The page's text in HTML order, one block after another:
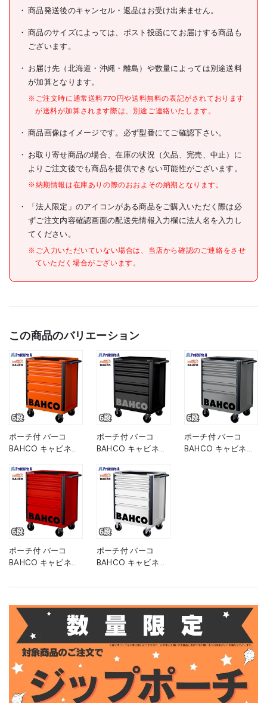
商品発送後のキャンセル・返品はお受け出来ません。
商品のサイズによっては、ポスト投函にてお届けする商品も
ございます。
お届け先（北海道・沖縄・離島）や数量によっては別途送料
が加算となります。
※ご注文時に通常送料770円や送料無料の表記がされております
が送料が加算されます際は、別途ご連絡いたします。
商品画像はイメージです。必ず型番にてご確認下さい。
お取り寄せ商品の場合、在庫の状況（欠品、完売、中止）に
よりご注文後でも商品を提供できない可能性がございます。
※納期情報は在庫ありの際のおおよその納期となります。
「法人限定」のアイコンがある商品をご購入いただく際は必
ずご注文内容確認画面の配送先情報入力欄に法人名を入力し
てください。
※ご入力いただいていない場合は、当店から確認のご連絡をさせ
ていただく場合がございます。
この商品のバリエーション
ポーチ付 バーコ
BAHCO キャビネッ
ール製ワゴン ツール
ストレージエントリ
ー 1472K6 高さ
955×幅693×奥行
510mm 1台 ■▼139-
0871
ポーチ付 バーコ
BAHCO キャビネッ
ール製ワゴン ツール
ストレージエントリ
ー 1472K6BLACK 黒
高さ955×幅693×奥
行510mm 1台
■▼139-0860
ポーチ付 バーコ
BAHCO キャビネッ
ポーチ付 バーコ
BAHCO キャビネッ
ル製ワゴン ツールス
1472K6RED 赤 高さ
955×幅693×奥行
510mm 1台 ■▼139-
0862
ポーチ付 バーコ
BAHCO キャビネッ
ール製ワゴン ツール
ー 1472K6WHITE 白
高さ955×幅693×奥
行510mm 1台
■▼266-9050